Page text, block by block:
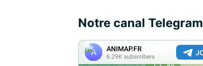
Notre canal Telegram